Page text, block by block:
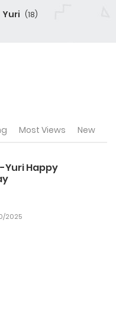
Yuri (18)
Most Views New
Yuri Happy
2025